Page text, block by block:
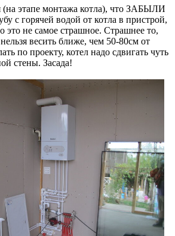
(на этапе монтажа котла), что ЗАБЫЛИ
с горячей водой от котла в пристрой,
это не самое страшное. Страшнее то,
весить ближе, чем 50-80см от
по проекту, котел надо сдвигать чуть
стены. Засада!